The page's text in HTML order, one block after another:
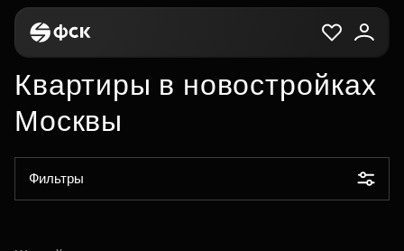
Квартиры в новостройках
Москвы
Фильтры